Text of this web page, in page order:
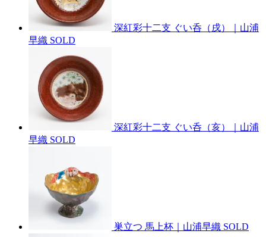
深紅彩十二支 ぐい呑（戌）｜山浦
早織 SOLD
深紅彩十二支 ぐい呑（亥）｜山浦
早織 SOLD
巣立つ 馬上杯｜山浦早織 SOLD